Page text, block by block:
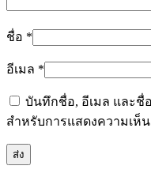
ชื่อ *
อีเมล *
บันทึกชื่อ, อีเมล และชื่
สำหรับการแสดงความเห็